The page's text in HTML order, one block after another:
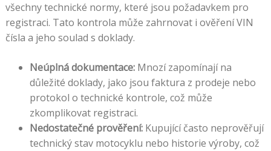
všechny technické normy, které jsou požadavkem pro
registraci. Tato kontrola může zahrnovat i ověření VIN
čísla a jeho soulad s doklady.
Neúplná dokumentace:Mnozí zapomínají na
důležité doklady, jako jsou faktura z prodeje nebo
protokol o technické kontrole, což může
zkomplikovat registraci.
Nedostatečné prověření:Kupující často neprověřují
technický stav motocyklu nebo historie výroby, což